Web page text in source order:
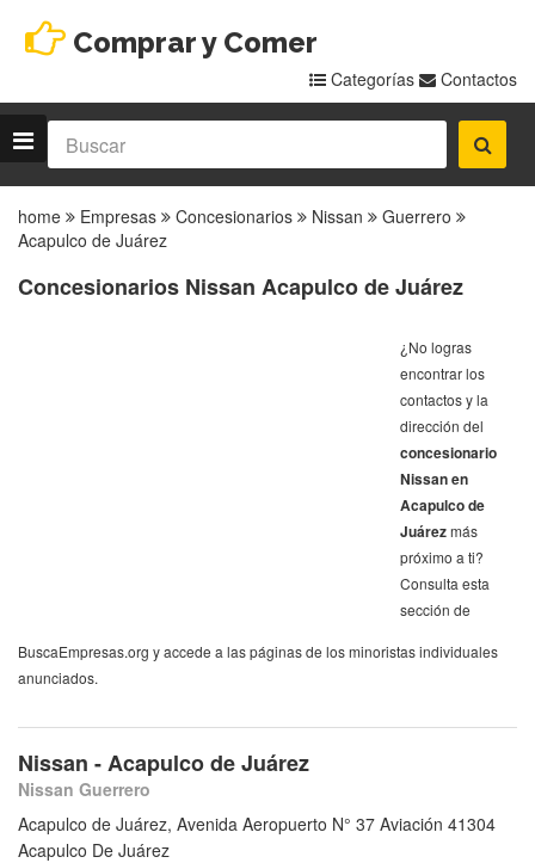
Comprar y Comer
Categorías Contactos
home Empresas Concesionarios Nissan
Guerrero
Acapulco de Juárez
Concesionarios Nissan Acapulco de Juárez
¿No logras
encontrar los
contactos y la
dirección del
concesionario
Nissan en
Acapulco de
Juárezmás
próximo a ti?
Consulta esta
sección de
BuscaEmpresas.org y accede a las páginas de los minoristas individuales
anunciados.
Nissan - Acapulco de Juárez
Nissan Guerrero
Acapulco de Juárez, Avenida Aeropuerto N° 37 Aviación 41304
Acapulco De Juárez